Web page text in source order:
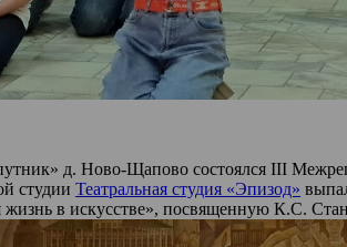
д. Ново-Щапово состоялся III
студии Театральная студия «Эпизод»
в искусстве», посвященную К.С.